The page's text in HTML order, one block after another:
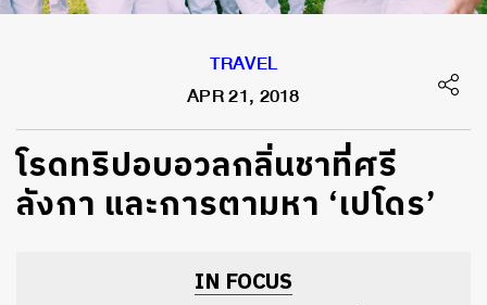
TRAVEL
APR 21, 2018
โรดทริปอบอวลกลิ่นชาที่ศรี
ลังกา และการตามหา ‘เปโดร’
IN FOCUS